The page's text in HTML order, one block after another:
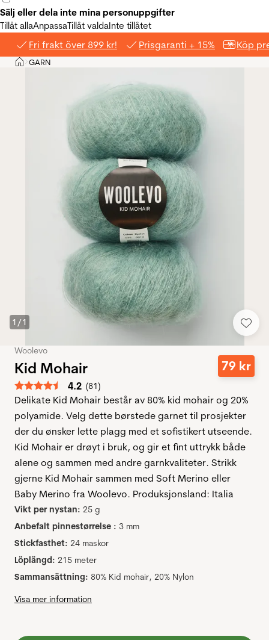
Sälj eller dela inte mina personuppgifter
Tillåt allaAnpassaTillåt valdaInte tillåtet
Fri frakt över 899 kr! Prisgaranti + 15% Köp
Hem
>GARN
1 /1
Woolevo
Kid Mohair
Snittbetyg:
4.2 (röster:
81)
79 kr
Delikate Kid Mohair består av 80% kid mohair og 20%
polyamide. Velg dette børstede garnet til prosjekter
der du ønsker lette plagg med et sofistikert utseende.
Kid Mohair er drøyt i bruk, og gir et fint uttrykk både
alene og sammen med andre garnkvaliteter. Strikk
gjerne Kid Mohair sammen med Soft Merino eller
Baby Merino fra Woolevo. Produksjonsland: Italia
Vikt per nystan: 25 g
Anbefalt pinnestørrelse : 3 mm
Stickfasthet: 24 maskor
Löplängd: 215 meter
Sammansättning: 80% Kid mohair, 20% Nylon
Visa mer information